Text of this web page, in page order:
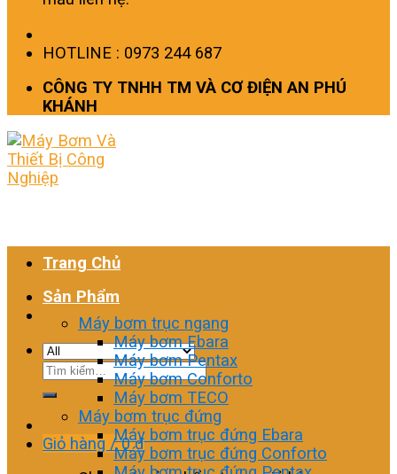
HOTLINE : 0973 244 687
CÔNG TY TNHH TM VÀ CƠ ĐIỆN AN PHÚ
KHÁNH
Tìm
Giỏ hàng /0₫
Trang Chủ
Sản Phẩm
Máy bơm trục ngang
Máy bơm Ebara
Máy bơm Pentax
Máy bơm Conforto
Máy bơm TECO
Máy bơm trục đứng
Máy bơm trục đứng Ebara
Máy bơm trục đứng Conforto